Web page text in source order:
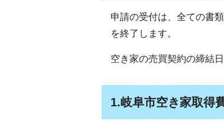
申請の受付は、全ての書
を終了します。
空き家の売買契約の締結
1.岐阜市空き家取得